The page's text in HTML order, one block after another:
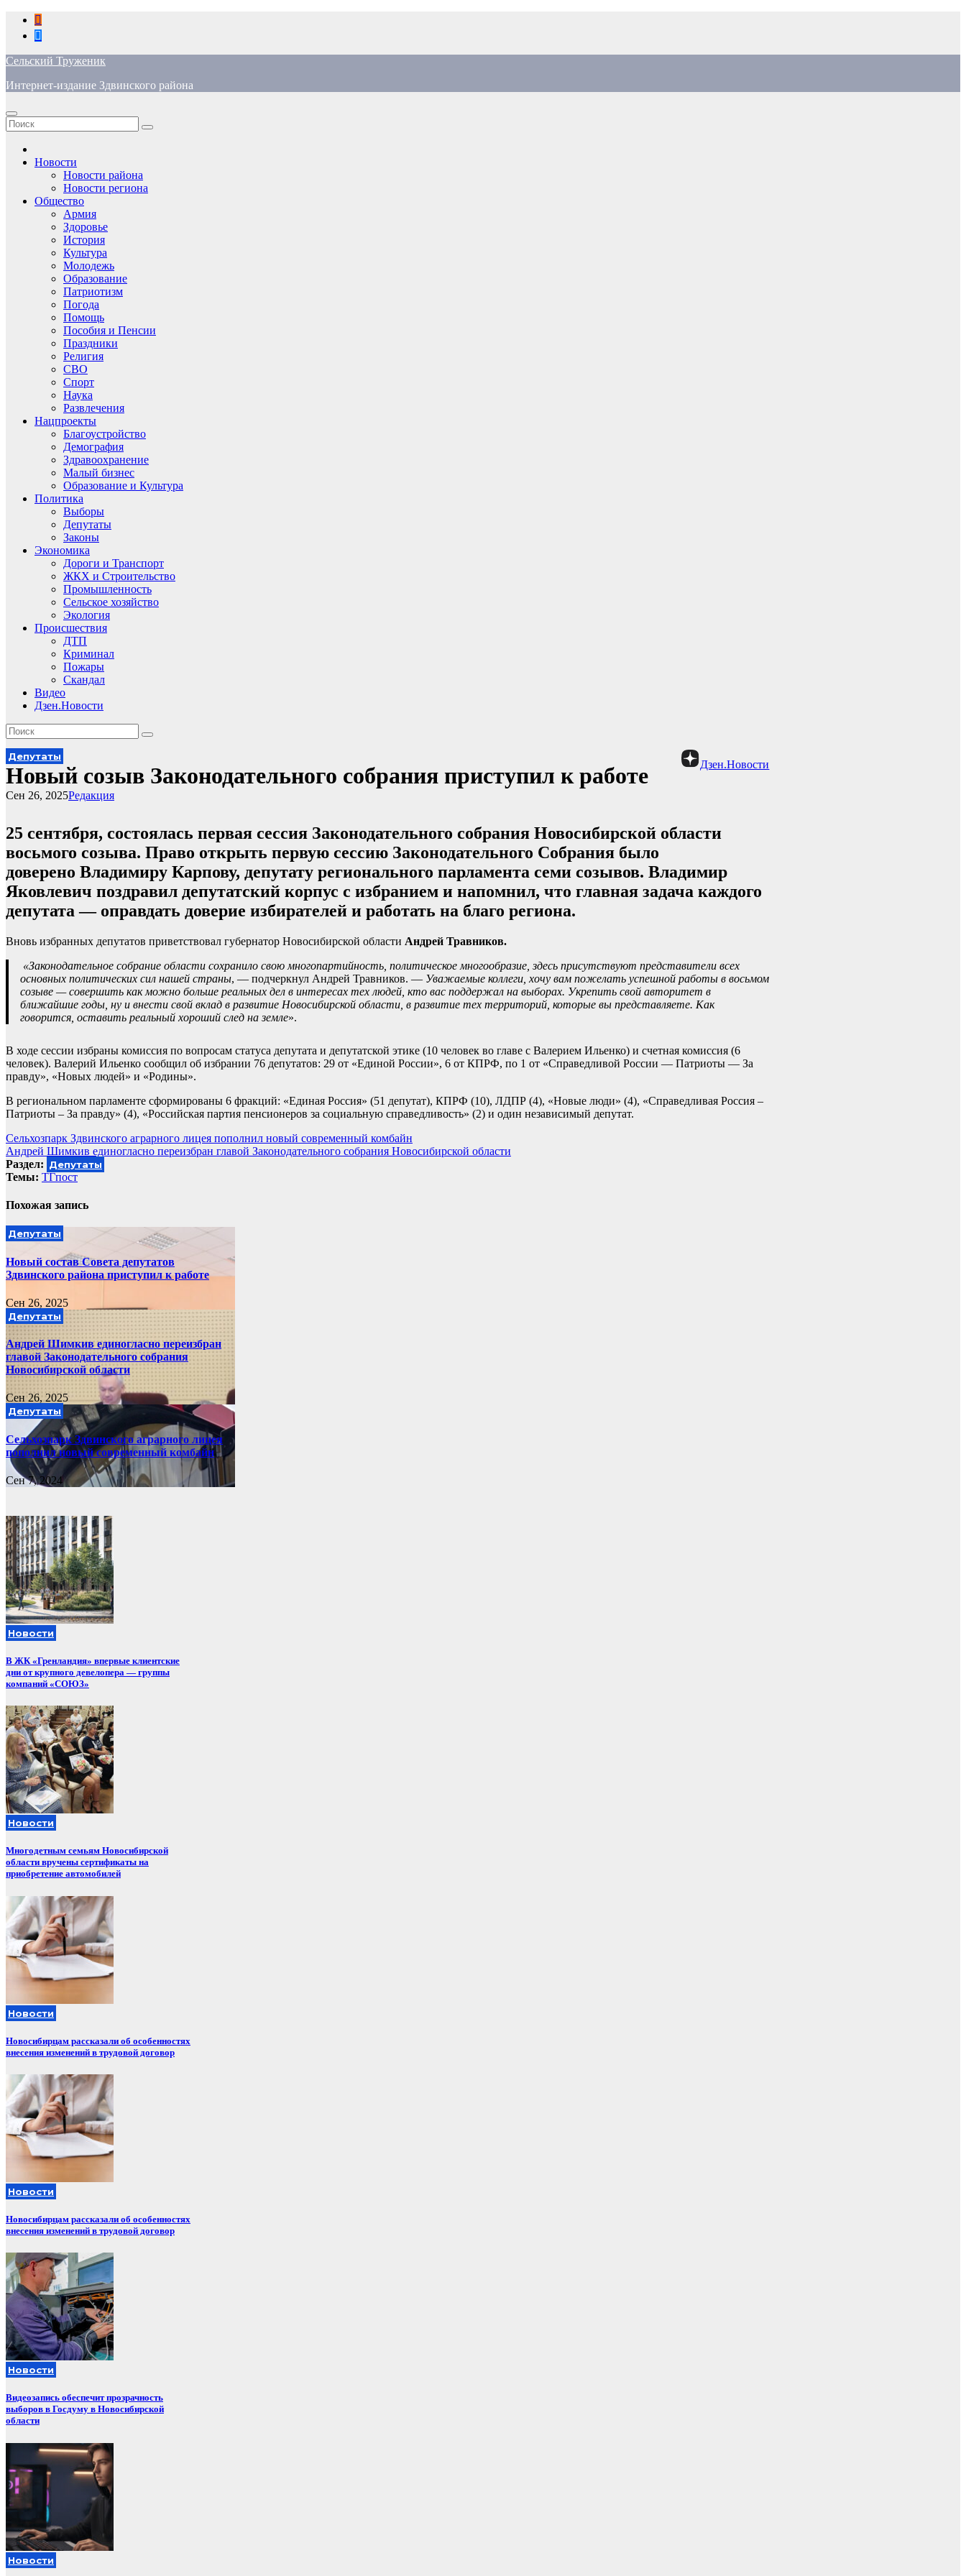
Перейти
содержимому
Сельский Труженик
Интернет-издание Здвинского района
Новости
Новости района
Новости региона
Общество
Армия
Здоровье
История
Культура
Молодежь
Образование
Патриотизм
Погода
Помощь
Пособия и Пенсии
Праздники
Религия
СВО
Спорт
Наука
Развлечения
Нацпроекты
Благоустройство
Демография
Здравоохранение
Малый бизнес
Образование и Культура
Политика
Выборы
Депутаты
Законы
Экономика
Дороги и Транспорт
ЖКХ и Строительство
Промышленность
Сельское хозяйство
Экология
Происшествия
ДТП
Криминал
Пожары
Скандал
Видео
Дзен.Новости
Дзен.Новости
Депутаты
Новый созыв Законодательного собрания приступил к работе
Редакция
Сен 26, 2025
25 сентября, состоялась первая сессия Законодательного собрания Новосибирской области
восьмого созыва. Право открыть первую сессию Законодательного Собрания было
доверено Владимиру Карпову, депутату регионального парламента семи созывов. Владимир
Яковлевич поздравил депутатский корпус с избранием и напомнил, что главная задача каждого
депутата — оправдать доверие избирателей и работать на благо региона.
Вновь избранных депутатов приветствовал губернатор Новосибирской области Андрей Травников.
«Законодательное собрание области сохранило свою многопартийность, политическое многообразие, здесь присутствуют представители всех
основных политических сил нашей страны, — подчеркнул Андрей Травников. — Уважаемые коллеги, хочу вам пожелать успешной работы в восьмом
созыве — совершить как можно больше реальных дел в интересах тех людей, кто вас поддержал на выборах. Укрепить свой авторитет в
ближайшие годы, ну и внести свой вклад в развитие Новосибирской области, в развитие тех территорий, которые вы представляете. Как
говорится, оставить реальный хороший след на земле».
В ходе сессии избраны комиссия по вопросам статуса депутата и депутатской этике (10 человек во главе с Валерием Ильенко) и счетная комиссия (6
человек). Валерий Ильенко сообщил об избрании 76 депутатов: 29 от «Единой России», 6 от КПРФ, по 1 от «Справедливой России — Патриоты — За
правду», «Новых людей» и «Родины».
В региональном парламенте сформированы 6 фракций: «Единая Россия» (51 депутат), КПРФ (10), ЛДПР (4), «Новые люди» (4), «Справедливая Россия –
Патриоты – За правду» (4), «Российская партия пенсионеров за социальную справедливость» (2) и один независимый депутат.
Навигация
по
записям
Сельхозпарк Здвинского аграрного лицея пополнил новый современный комбайн
Андрей Шимкив единогласно переизбран главой Законодательного собрания Новосибирской области
Раздел: Депутаты
Темы: ТГпост
Похожая запись
Депутаты
Новый состав Совета депутатов
Здвинского района приступил к работе
Сен 26, 2025
Депутаты
Андрей Шимкив единогласно переизбран
главой Законодательного собрания
Новосибирской области
Сен 26, 2025
Депутаты
Сельхозпарк Здвинского аграрного лицея
пополнил новый современный комбайн
Сен 7, 2024
Новости
В ЖК «Гренландия» впервые клиентские
дни от крупного девелопера — группы
компаний «СОЮЗ»
Новости
Многодетным семьям Новосибирской
области вручены сертификаты на
приобретение автомобилей
Новости
Новосибирцам рассказали об особенностях
внесения изменений в трудовой договор
Новости
Новосибирцам рассказали об особенностях
внесения изменений в трудовой договор
Новости
Видеозапись обеспечит прозрачность
выборов в Госдуму в Новосибирской
области
Новости